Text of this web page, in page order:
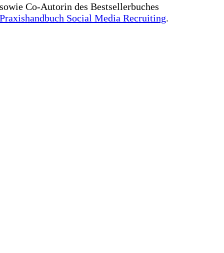
sowie Co-Autorin des Bestsellerbuches
Praxishandbuch Social Media Recruiting.